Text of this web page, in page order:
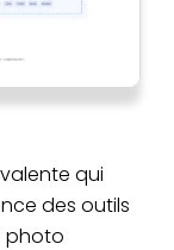
qui
des outils
photo